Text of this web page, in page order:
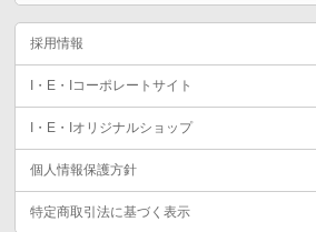
採用情報
I・E・Iコーポレートサイト
I・E・Iオリジナルショップ
個人情報保護方針
特定商取引法に基づく表示